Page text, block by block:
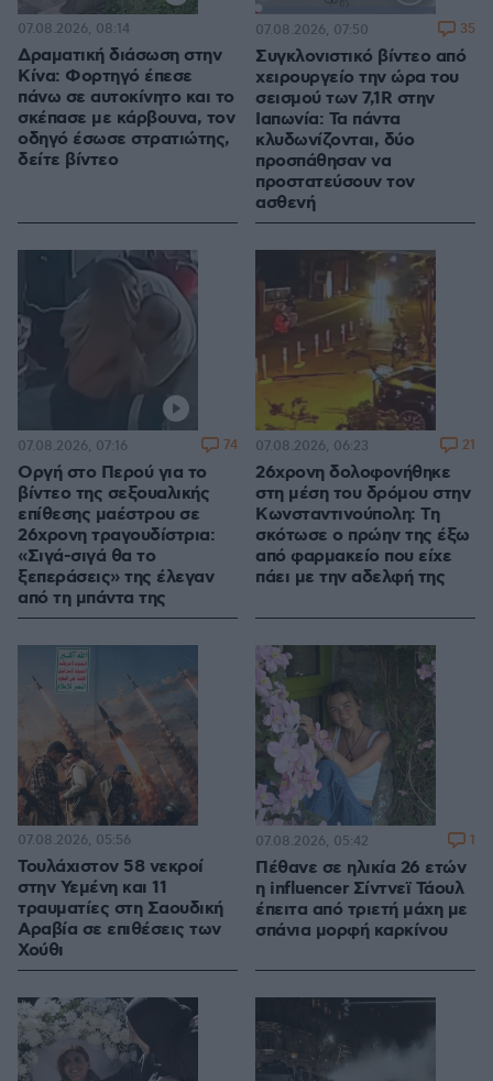
Δραματική διάσωση στην
Κίνα: Φορτηγό έπεσε
πάνω σε αυτοκίνητο και το
σκέπασε με κάρβουνα, τον
οδηγό έσωσε στρατιώτης,
δείτε βίντεο
07.08.2026, 08:14
100.00%
Συγκλονιστικό βίντεο από
χειρουργείο την ώρα του
σεισμού των 7,1R στην
Ιαπωνία: Τα πάντα
κλυδωνίζονται, δύο
προσπάθησαν να
προστατεύσουν τον
ασθενή
07.08.2026, 07:50 35
Οργή στο Περού για το
βίντεο της σεξουαλικής
επίθεσης μαέστρου σε
26χρονη τραγουδίστρια:
«Σιγά-σιγά θα το
ξεπεράσεις» της έλεγαν
από τη μπάντα της
07.08.2026, 07:16 74
26χρονη δολοφονήθηκε
στη μέση του δρόμου στην
Κωνσταντινούπολη: Τη
σκότωσε ο πρώην της έξω
από φαρμακείο που είχε
πάει με την αδελφή της
07.08.2026, 06:23 21
Τουλάχιστον 58 νεκροί
στην Υεμένη και 11
τραυματίες στη Σαουδική
Αραβία σε επιθέσεις των
Χούθι
07.08.2026, 05:56
Πέθανε σε ηλικία 26 ετών
η influencer Σίντνεϊ Τάουλ
έπειτα από τριετή μάχη με
σπάνια μορφή καρκίνου
07.08.2026, 05:42 1